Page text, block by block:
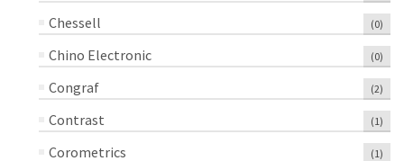
Chessell (0)
Chino Electronic (0)
Congraf (2)
Contrast (1)
Corometrics (1)